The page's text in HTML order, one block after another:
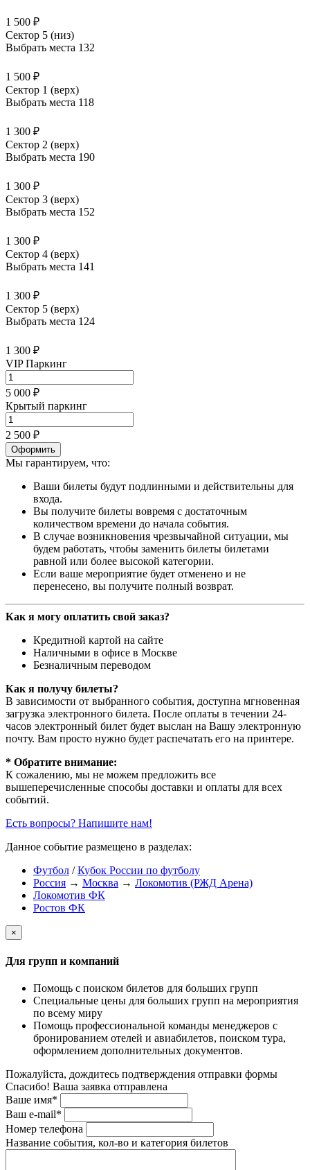
1 500 ₽
Сектор 5 (низ)
Выбрать места 132
1 500 ₽
Сектор 1 (верх)
Выбрать места 118
1 300 ₽
Сектор 2 (верх)
Выбрать места 190
1 300 ₽
Сектор 3 (верх)
Выбрать места 152
1 300 ₽
Сектор 4 (верх)
Выбрать места 141
1 300 ₽
Сектор 5 (верх)
Выбрать места 124
1 300 ₽
VIP Паркинг
5 000 ₽
Крытый паркинг
2 500 ₽
Оформить
Мы гарантируем, что:
Ваши билеты будут подлинными и действительны для
входа.
Вы получите билеты вовремя с достаточным
количеством времени до начала события.
В случае возникновения чрезвычайной ситуации, мы
будем работать, чтобы заменить билеты билетами
равной или более высокой категории.
Если ваше мероприятие будет отменено и не
перенесено, вы получите полный возврат.
Как я могу оплатить свой заказ?
Кредитной картой на сайте
Наличными в офисе в Москве
Безналичным переводом
Как я получу билеты?
В зависимости от выбранного события, доступна мгновенная
загрузка электронного билета. После оплаты в течении 24-
часов электронный билет будет выслан на Вашу электронную
почту. Вам просто нужно будет распечатать его на принтере.
* Обратите внимание:
К сожалению, мы не можем предложить все
вышеперечисленные способы доставки и оплаты для всех
событий.
Есть вопросы? Напишите нам!
Данное событие размещено в разделах:
Футбол /Кубок России по футболу
Россия → Москва → Локомотив (РЖД Арена)
Локомотив ФК
Ростов ФК
×
Для групп и компаний
Помощь с поиском билетов для больших групп
Специальные цены для больших групп на мероприятия
по всему миру
Помощь профессиональной команды менеджеров с
бронированием отелей и авиабилетов, поиском тура,
оформлением дополнительных документов.
Пожалуйста, дождитесь подтверждения отправки формы
Спасибо! Ваша заявка отправлена
Ваше имя*
Ваш e-mail*
Номер телефона
Название события, кол-во и категория билетов